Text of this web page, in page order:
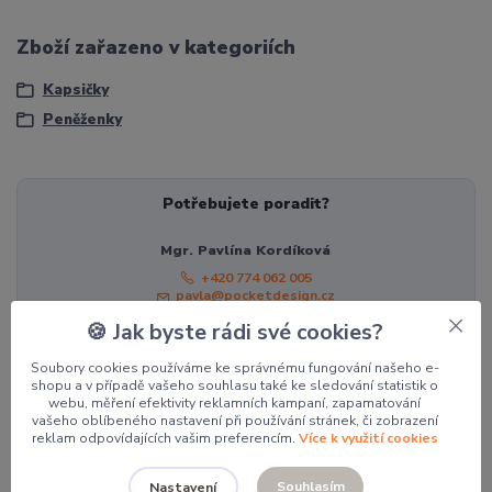
Zboží zařazeno v kategoriích
Kapsičky
Peněženky
Potřebujete poradit?
Mgr. Pavlína Kordíková
+420 774 062 005
pavla@pocketdesign.cz
Související zboží 7
🍪 Jak byste rádi své cookies?
Soubory cookies používáme ke správnému fungování našeho e-
shopu a v případě vašeho souhlasu také ke sledování statistik o
webu, měření efektivity reklamních kampaní, zapamatování
vašeho oblíbeného nastavení při používání stránek, či zobrazení
reklam odpovídajících vašim preferencím. Více k využití cookies
Nastavení Souhlasím